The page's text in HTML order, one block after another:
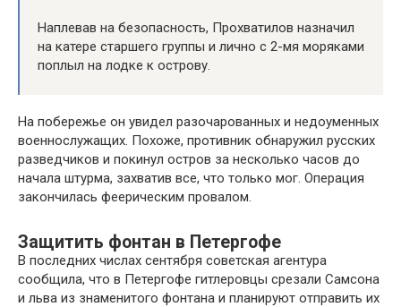
Наплевав на безопасность, Прохватилов назначил
на катере старшего группы и лично с 2-мя моряками
поплыл на лодке к острову.
На побережье он увидел разочарованных и недоуменных
военнослужащих. Похоже, противник обнаружил русских
разведчиков и покинул остров за несколько часов до
начала штурма, захватив все, что только мог. Операция
закончилась феерическим провалом.
Защитить фонтан в Петергофе
В последних числах сентября советская агентура
сообщила, что в Петергофе гитлеровцы срезали Самсона
и льва из знаменитого фонтана и планируют отправить их